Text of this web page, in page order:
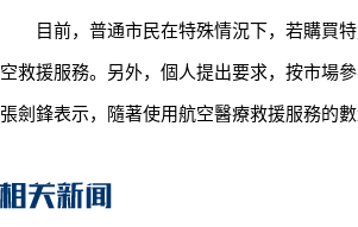
目前，普通市民在特殊情況下，若購買特
空救援服務。另外，個人提出要求，按市場
張劍鋒表示，隨著使用航空醫療救援服務的